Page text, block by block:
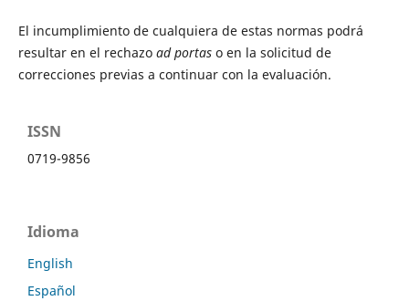
El incumplimiento de cualquiera de estas normas podrá
resultar en el rechazo ad portaso en la solicitud de
correcciones previas a continuar con la evaluación.
ISSN
0719-9856
Idioma
English
Español